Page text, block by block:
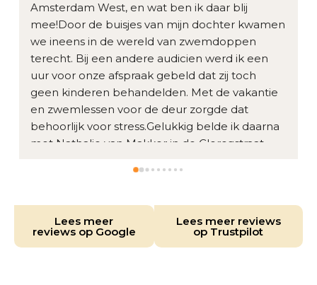
Amsterdam West, en wat ben ik daar blij
mee!Door de buisjes van mijn dochter kwamen
we ineens in de wereld van zwemdoppen
terecht. Bij een andere audicien werd ik een
uur voor onze afspraak gebeld dat zij toch
geen kinderen behandelden. Met de vakantie
en zwemlessen voor de deur zorgde dat
behoorlijk voor stress.Gelukkig belde ik daarna
met Nathalie van Makker in de Clercqstraat.
meteen gerust: “Wij gaan dat regelen, dat
waargemaakt.We konden snel terecht.
Nathalie nam alle tijd voor mijn dochter, die het
best spannend vond, en stelde haar volledig op
Lees meer
reviews op Google
Lees meer reviews
op Trustpilot